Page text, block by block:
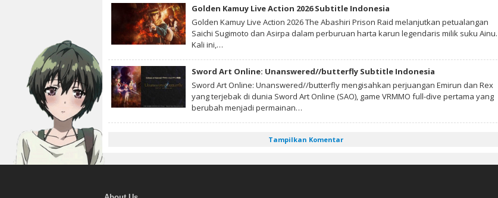
Golden Kamuy Live Action 2026 Subtitle Indonesia
Golden Kamuy Live Action 2026 The Abashiri Prison Raid melanjutkan petualangan
Saichi Sugimoto dan Asirpa dalam perburuan harta karun legendaris milik suku Ainu.
Kali ini,…
Sword Art Online: Unanswered//butterfly Subtitle Indonesia
Sword Art Online: Unanswered//butterfly mengisahkan perjuangan Emirun dan Rex
yang terjebak di dunia Sword Art Online (SAO), game VRMMO full-dive pertama yang
berubah menjadi permainan…
Tampilkan Komentar